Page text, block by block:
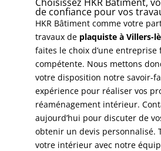
de confiance pour vos
HKR Bâtimentcomme votre
travaux deplaquiste à Villers-
faites le choix d’une entreprise
compétente. Nous mettons
votre disposition notre savoir-
expérience pour réaliser vos
réaménagement intérieur.
aujourd’hui pour discuter de
obtenir un devis personnalisé.
votre intérieur avec notre